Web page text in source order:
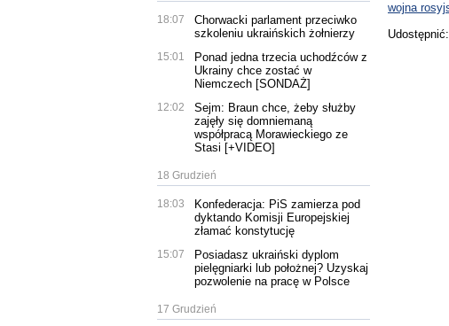
18:07
Chorwacki parlament przeciwko
szkoleniu ukraińskich żołnierzy
15:01
Ponad jedna trzecia uchodźców z
Ukrainy chce zostać w
Niemczech [SONDAŻ]
12:02
Sejm: Braun chce, żeby służby
zajęły się domniemaną
współpracą Morawieckiego ze
Stasi [+VIDEO]
18 Grudzień
18:03
Konfederacja: PiS zamierza pod
dyktando Komisji Europejskiej
złamać konstytucję
15:07
Posiadasz ukraiński dyplom
pielęgniarki lub położnej? Uzyskaj
pozwolenie na pracę w Polsce
17 Grudzień
wojna
Udostępnić: